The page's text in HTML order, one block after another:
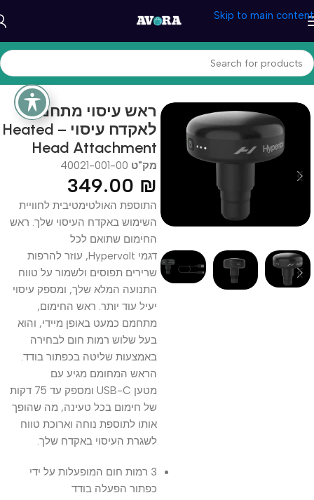
Skip to main content
עמוד הבית/בריאות ונוחות/מכשירי עיסוי
ראש עיסוי מתחמם
לאקדח עיסוי – Heated
Head Attachment
מק"ט 40021-001-00
349.00 ₪
התוספת האולטימטיבית לחוויית
השימוש באקדח העיסוי שלך. ראש
החימום שתואם לכל
דגמי Hypervolt, עוזר להרפות
שרירים תפוסים ולשמור על טווח
התנועה המלא שלך, ומספק עיסוי
יעיל עוד יותר. ראש החימום,
מתחמם כמעט באופן מיידי, והוא
בעל שלוש רמות חום לבחירה
באמצעות שליטה בכפתור בודד.
הראש המחומם מגיע עם
מטען USB-C
ומספק עד 75 דקות
של חימום בכל טעינה, מה שהופך
אותו לתוספת נוחה וארוכת טווח
לשגרת העיסוי באקדח שלך.
3 רמות חום המופעלות על ידי
כפתור הפעלה בודד